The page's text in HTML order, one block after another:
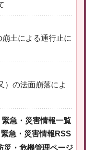
土による通行止に
）の法面崩落によ
緊急・災害情報一覧
緊急・災害情報RSS
災・危機管理ページ